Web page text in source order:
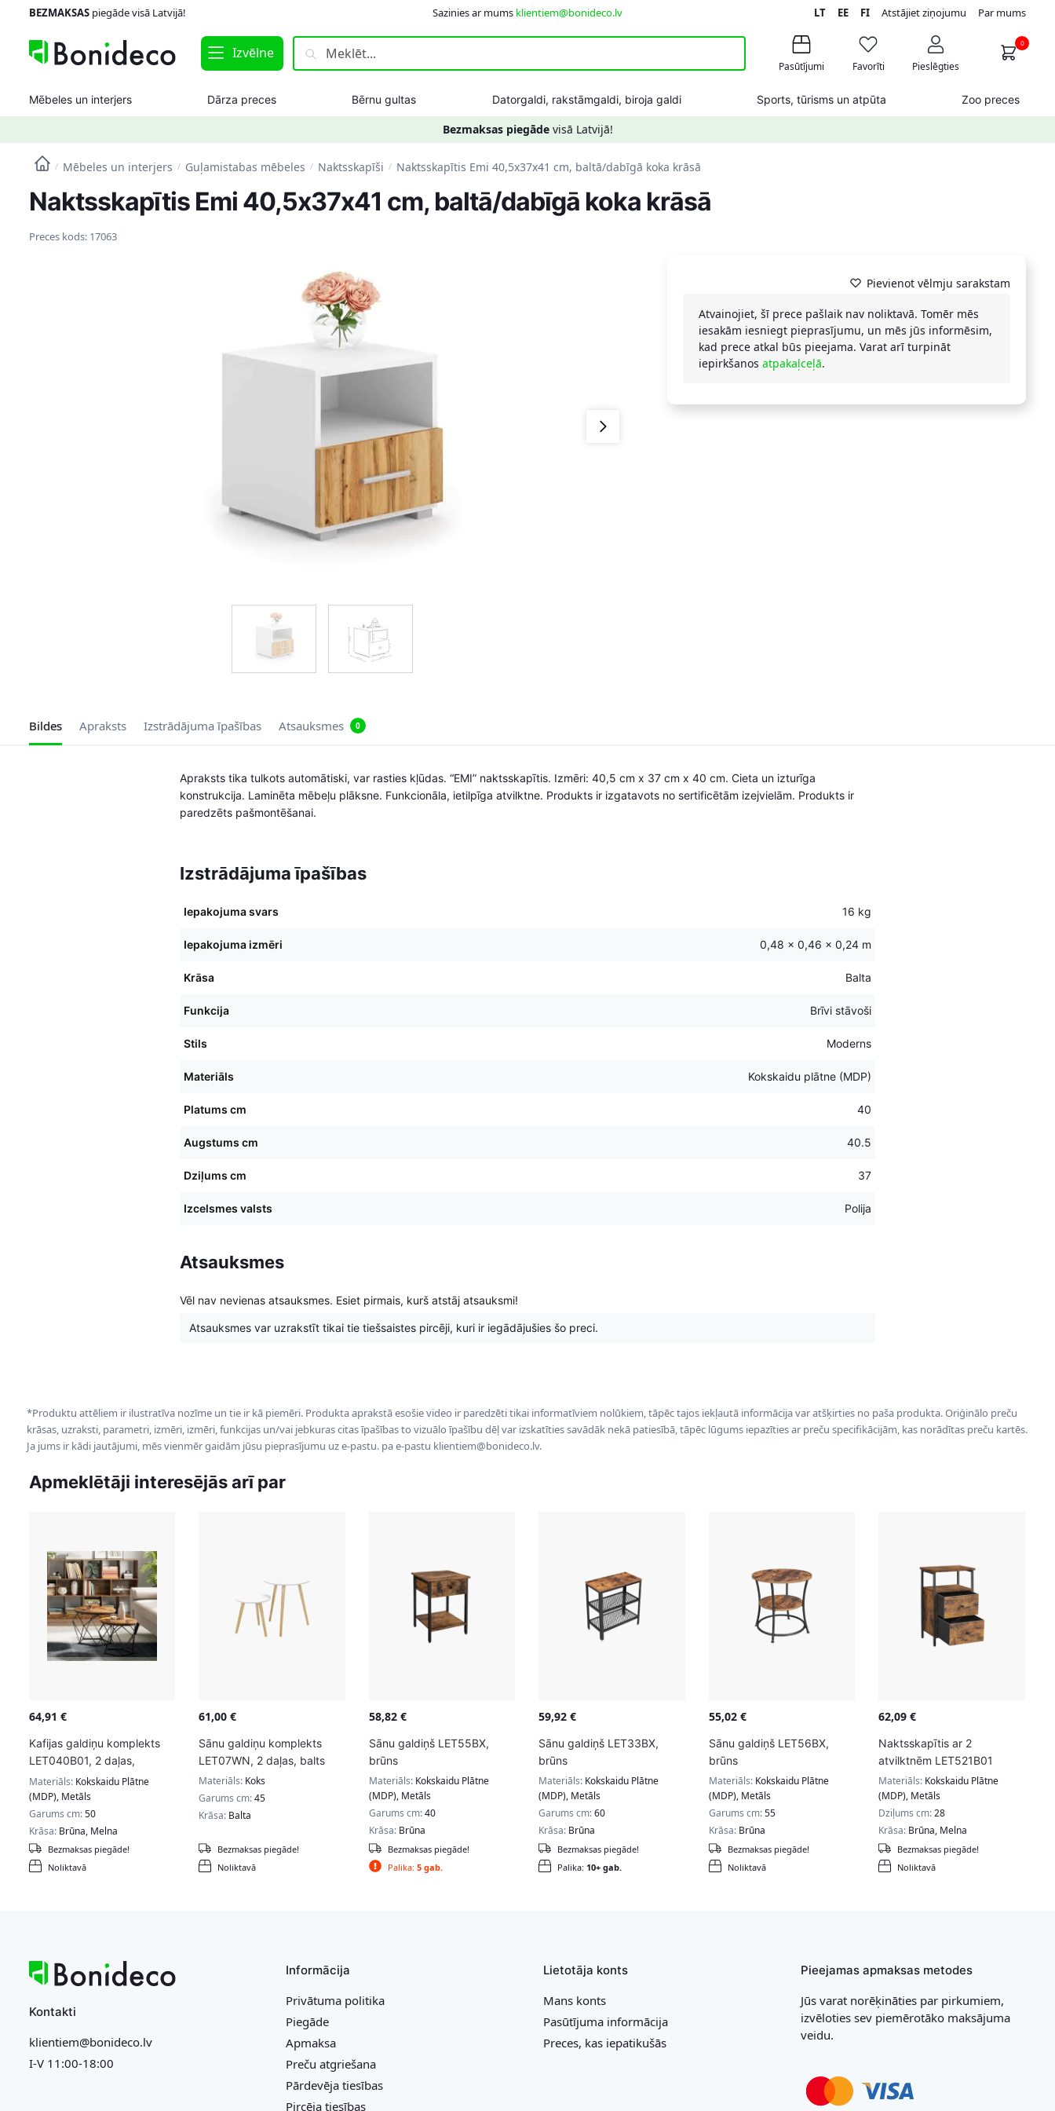
navigation
content
BEZMAKSASpiegāde visā Latvijā! Sazinies ar mums klientiem@bonideco.lv LT EE FIAtstājiet ziņojumu Par mums
Izvēlne
Meklēt:
Pasūtījumi Favorīti Pieslēgties
0
Mēbeles un interjers Dārza preces Bērnu gultas Datorgaldi, rakstāmgaldi, biroja galdi Sports, tūrisms un atpūta Zoo preces
Bezmaksas piegādevisā Latvijā!
/ Mēbeles un interjers / Guļamistabas mēbeles / Naktsskapīši / Naktsskapītis Emi 40,5x37x41 cm, baltā/dabīgā koka krāsā
Naktsskapītis Emi 40,5x37x41 cm, baltā/dabīgā koka krāsā
Preces kods: 17063
Pievienot vēlmju sarakstam
Atvainojiet, šī prece pašlaik nav noliktavā. Tomēr mēs
iesakām iesniegt pieprasījumu, un mēs jūs informēsim,
kad prece atkal būs pieejama. Varat arī turpināt
iepirkšanos atpakaļceļā.
Bildes Apraksts Izstrādājuma īpašības Atsauksmes 0
Apraksts tika tulkots automātiski, var rasties kļūdas. “EMI” naktsskapītis. Izmēri: 40,5 cm x 37 cm x 40 cm. Cieta un izturīga
konstrukcija. Laminēta mēbeļu plāksne. Funkcionāla, ietilpīga atvilktne. Produkts ir izgatavots no sertificētām izejvielām. Produkts ir
paredzēts pašmontēšanai.
Izstrādājuma īpašības
Iepakojuma svars 16 kg
Iepakojuma izmēri 0,48 × 0,46 × 0,24 m
Krāsa Balta
Funkcija Brīvi stāvoši
Stils Moderns
Materiāls Kokskaidu plātne (MDP)
Platums cm 40
Augstums cm 40.5
Dziļums cm 37
Izcelsmes valsts Polija
Atsauksmes
Vēl nav nevienas atsauksmes. Esiet pirmais, kurš atstāj atsauksmi!
Atsauksmes var uzrakstīt tikai tie tiešsaistes pircēji, kuri ir iegādājušies šo preci.
*Produktu attēliem ir ilustratīva nozīme un tie ir kā piemēri. Produkta aprakstā esošie video ir paredzēti tikai informatīviem nolūkiem, tāpēc tajos iekļautā informācija var atšķirties no paša produkta. Oriģinālo preču
krāsas, uzraksti, parametri, izmēri, izmēri, funkcijas un/vai jebkuras citas īpašības to vizuālo īpašību dēļ var izskatīties savādāk nekā patiesībā, tāpēc lūgums iepazīties ar preču specifikācijām, kas norādītas preču kartēs.
Ja jums ir kādi jautājumi, mēs vienmēr gaidām jūsu pieprasījumu uz e-pastu. pa e-pastu klientiem@bonideco.lv.
Apmeklētāji interesējās arī par
64,91 €
Kafijas galdiņu komplekts
LET040B01, 2 daļas,
brūns/melns
Materiāls: Kokskaidu Plātne
(MDP), Metāls
Garums cm:50
Krāsa: Brūna, Melna
Noliktavā
Bezmaksas piegāde!
61,00€
Sānu galdiņu komplekts
LET07WN, 2 daļas, balts
Materiāls: Koks
Garums cm:45
Krāsa: Balta
Noliktavā
Bezmaksas piegāde!
58,82 €
Sānu galdiņš LET55BX,
brūns
Materiāls: Kokskaidu Plātne
(MDP), Metāls
Garums cm:40
Krāsa: Brūna
Palika: 5 gab.
Bezmaksas piegāde!
59,92€
Sānu galdiņš LET33BX,
brūns
Materiāls: Kokskaidu Plātne
(MDP), Metāls
Garums cm:60
Krāsa: Brūna
Palika: 10+ gab.
Bezmaksas piegāde!
55,02 €
Sānu galdiņš LET56BX,
brūns
Materiāls: Kokskaidu Plātne
(MDP), Metāls
Garums cm:55
Krāsa: Brūna
Noliktavā
Bezmaksas piegāde!
62,09€
Naktsskapītis ar 2
atvilktnēm LET521B01
Materiāls: Kokskaidu Plātne
(MDP), Metāls
Dziļums cm:28
Krāsa: Brūna, Melna
Noliktavā
Bezmaksas piegāde!
Kontakti
klientiem@bonideco.lv
I-V 11:00-18:00
Informācija
Privātuma politika
Piegāde
Apmaksa
Preču atgriešana
Pārdevēja tiesības
Pircēja tiesības
Lietotāja konts
Mans konts
Pasūtījuma informācija
Preces, kas iepatikušās
Pieejamas apmaksas metodes
Jūs varat norēķināties par pirkumiem,
izvēloties sev piemērotāko maksājuma
veidu.